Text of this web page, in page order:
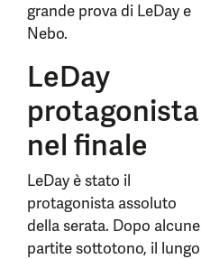
grande prova di LeDay e
Nebo.
LeDay
protagonista
nel finale
LeDay è stato il
protagonista assoluto
della serata. Dopo alcune
partite sottotono, il lungo